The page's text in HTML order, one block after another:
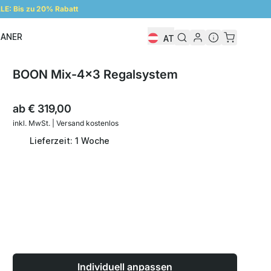
Bis zu 20% Rabatt
AT
BOON Mix-4x3 Regalsystem
ab€ 319,00
inkl. MwSt. | Versand kostenlos
Lieferzeit: 1 Woche
Individuell anpassen